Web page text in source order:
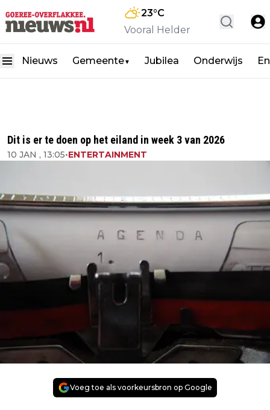
23°C
Vooral Helder
Nieuws Gemeente▼ Jubilea Onderwijs
Dit is er te doen op het eiland in week 3 van 2026
10 JAN , 13:05•ENTERTAINMENT
Voeg toe als voorkeursbron op Google